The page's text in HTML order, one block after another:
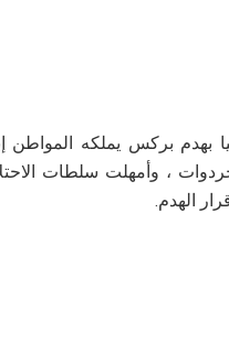
بهدم بركس يملكه المواطن
، وأمهلت سلطات
الهدم.